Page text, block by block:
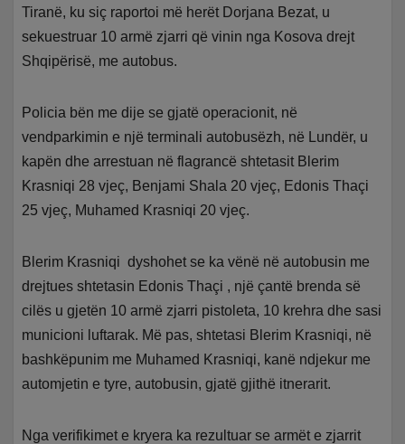
Tiranë, ku siç raportoi më herët Dorjana Bezat, u
sekuestruar 10 armë zjarri që vinin nga Kosova drejt
Shqipërisë, me autobus.
Policia bën me dije se gjatë operacionit, në
vendparkimin e një terminali autobusëzh, në Lundër, u
kapën dhe arrestuan në flagrancë shtetasit Blerim
Krasniqi 28 vjeç, Benjami Shala 20 vjeç, Edonis Thaçi
25 vjeç, Muhamed Krasniqi 20 vjeç.
Blerim Krasniqi dyshohet se ka vënë në autobusin me
drejtues shtetasin Edonis Thaçi , një çantë brenda së
cilës u gjetën 10 armë zjarri pistoleta, 10 krehra dhe sasi
municioni luftarak. Më pas, shtetasi Blerim Krasniqi, në
bashkëpunim me Muhamed Krasniqi, kanë ndjekur me
automjetin e tyre, autobusin, gjatë gjithë itnerarit.
Nga verifikimet e kryera ka rezultuar se armët e zjarrit